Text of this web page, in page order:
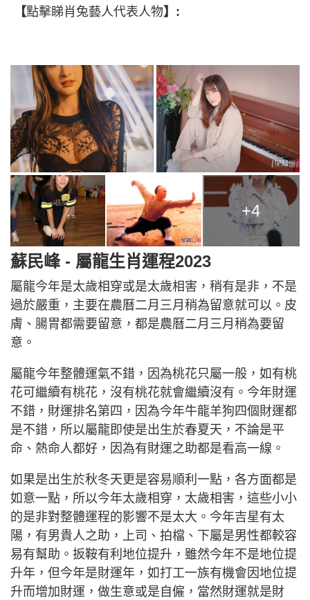
【點擊睇肖兔藝人代表人物】:
+4
蘇民峰 - 屬龍生肖運程2023
屬龍今年是太歲相穿或是太歲相害，稍有是非，不是
過於嚴重，主要在農曆二月三月稍為留意就可以。皮
膚、腸胃都需要留意，都是農曆二月三月稍為要留
意。
屬龍今年整體運氣不錯，因為桃花只屬一般，如有桃
花可繼續有桃花，沒有桃花就會繼續沒有。今年財運
不錯，財運排名第四，因為今年牛龍羊狗四個財運都
是不錯，所以屬龍即使是出生於春夏天，不論是平
命、熱命人都好，因為有財運之助都是看高一線。
如果是出生於秋冬天更是容易順利一點，各方面都是
如意一點，所以今年太歲相穿，太歲相害，這些小小
的是非對整體運程的影響不是太大。今年吉星有太
陽，有男貴人之助，上司、拍檔、下屬是男性都較容
易有幫助。扳鞍有利地位提升，雖然今年不是地位提
升年，但今年是財運年，如打工一族有機會因地位提
升而增加財運，做生意或是自僱，當然財運就是財